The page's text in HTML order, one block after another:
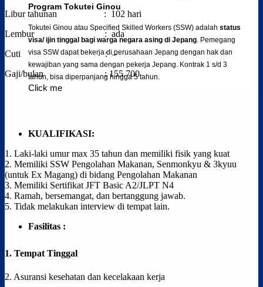
Program Tokutei Ginou
Tokutei Ginou atau Speciﬁed Skilled Workers (SSW) adalah status
visa/ ijin tinggal bagi warga negara asing di Jepang. Pemegang
visa SSW dapat bekerja di perusahaan Jepang dengan hak dan
kewajiban yang sama dengan pekerja Jepang. Kontrak 1 s/d 3
tahun, bisa diperpanjang hingga 5 tahun.
Click me
Libur tahunan : 102 hari
Lembur : ada
Cuti : –
Gaji/bulan : 155.700
KUALIFIKASI:
1. Laki-laki umur max 35 tahun dan memiliki fisik yang kuat
2. Memiliki SSW Pengolahan Makanan, Senmonkyu & 3kyuu
(untuk Ex Magang) di bidang Pengolahan Makanan
3. Memiliki Sertifikat JFT Basic A2/JLPT N4
4. Ramah, bersemangat, dan bertanggung jawab.
5. Tidak melakukan interview di tempat lain.
Fasilitas :
1. Tempat Tinggal
2. Asuransi kesehatan dan kecelakaan kerja